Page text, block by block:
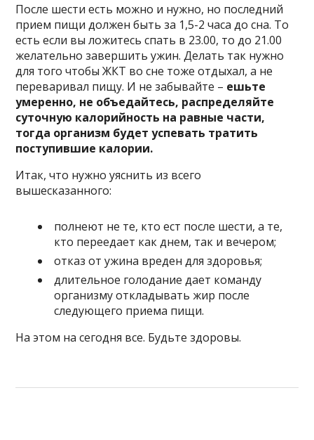
После шести есть можно и нужно, но последний
прием пищи должен быть за 1,5-2 часа до сна. То
есть если вы ложитесь спать в 23.00, то до 21.00
желательно завершить ужин. Делать так нужно
для того чтобы ЖКТ во сне тоже отдыхал, а не
переваривал пищу. И не забывайте – ешьте
умеренно, не объедайтесь, распределяйте
суточную калорийность на равные части,
тогда организм будет успевать тратить
поступившие калории.
Итак, что нужно уяснить из всего
вышесказанного:
полнеют не те, кто ест после шести, а те,
кто переедает как днем, так и вечером;
отказ от ужина вреден для здоровья;
длительное голодание дает команду
организму откладывать жир после
следующего приема пищи.
На этом на сегодня все. Будьте здоровы.